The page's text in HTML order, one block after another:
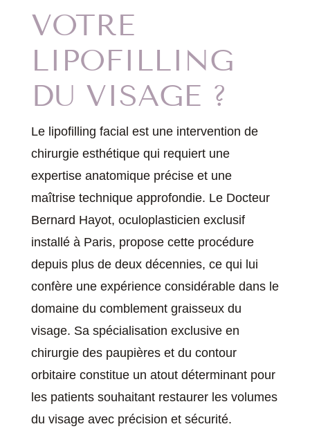
VOTRE
LIPOFILLING
DU VISAGE ?
Le lipofilling facial est une intervention de
chirurgie esthétique qui requiert une
expertise anatomique précise et une
maîtrise technique approfondie. Le Docteur
Bernard Hayot, oculoplasticien exclusif
installé à Paris, propose cette procédure
depuis plus de deux décennies, ce qui lui
confère une expérience considérable dans le
domaine du comblement graisseux du
visage. Sa spécialisation exclusive en
chirurgie des paupières et du contour
orbitaire constitue un atout déterminant pour
les patients souhaitant restaurer les volumes
du visage avec précision et sécurité.